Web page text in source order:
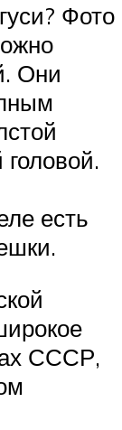
Фото
Они
есть
СССР,